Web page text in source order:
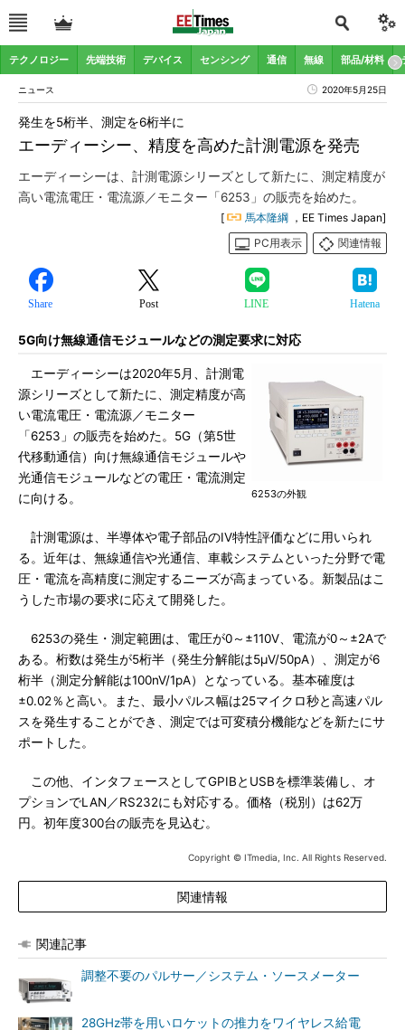
テクノロジー 先端技術 デバイス センシング 通信 無線 部品/材料
ニュース 2020年5月25日
エーディーシー、精度を高めた計測電源を発売
発生を5桁半、測定を6桁半に
エーディーシーは、計測電源シリーズとして新たに、測定精度が
高い電流電圧・電流源／モニター「6253」の販売を始めた。
[ 馬本隆綱 ，EE Times Japan]
PC用表示
関連情報
Share Post LINE Hatena
5G向け無線通信モジュールなどの測定要求に対応
6253の外観
エーディーシーは2020年5月、計測電
源シリーズとして新たに、測定精度が高
い電流電圧・電流源／モニター
「6253」の販売を始めた。5G（第5世
代移動通信）向け無線通信モジュールや
光通信モジュールなどの電圧・電流測定
に向ける。
計測電源は、半導体や電子部品のIV特性評価などに用いられ
る。近年は、無線通信や光通信、車載システムといった分野で電
圧・電流を高精度に測定するニーズが高まっている。新製品はこ
うした市場の要求に応えて開発した。
6253の発生・測定範囲は、電圧が0～±110V、電流が0～±2Aで
ある。桁数は発生が5桁半（発生分解能は5μV/50pA）、測定が6
桁半（測定分解能は100nV/1pA）となっている。基本確度は
±0.02％と高い。また、最小パルス幅は25マイクロ秒と高速パル
スを発生することができ、測定では可変積分機能などを新たにサ
ポートした。
この他、インタフェースとしてGPIBとUSBを標準装備し、オ
プションでLAN／RS232にも対応する。価格（税別）は62万
円。初年度300台の販売を見込む。
Copyright © ITmedia, Inc. All Rights Reserved.
関連情報
関連記事
調整不要のパルサー／システム・ソースメーター
28GHz帯を用いロケットの推力をワイヤレス給電